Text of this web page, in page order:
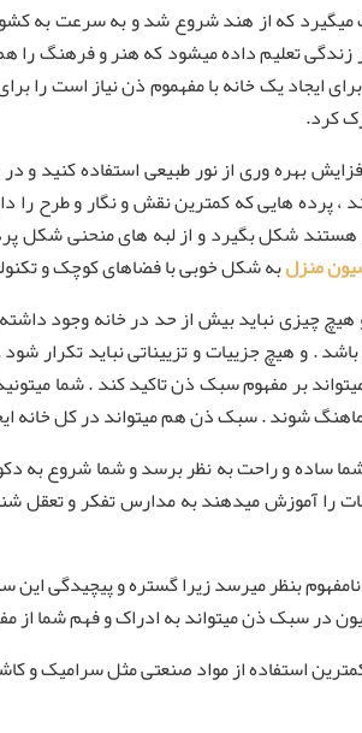
میگیرد که از هند شروع شد و به سرعت به
تعلیم داده میشود که هنر و فرهنگ
ایجاد یک خانه با مفهموم ذن نیاز است را
کرد.
بهره وری از نور طبیعی استفاده کنید
هایی که کمترین نقش و نگار و طرح را
شکل بگیرد و از لبه های منحنی شکل
منزلبه شکل خوبی با فضاهای کوچک و
و هیچ چیزی نباید بیش از حد در خانه وجود
. و هیچ جزییات و تزییناتی نباید تکرار
بر مفهوم سبک ذن تاکید کند . شما
شوند . سبک ذن هم میتواند در کل خانه
شما ساده و راحت به نظر برسد و شما شروع به
را آموزش میدهند به مدارس تفکر و
بنظر میرسد زیرا گستره و پیچیدگی
در سبک ذن میتواند به ادراک و فهم شما
استفاده از مواد صنعتی مثل